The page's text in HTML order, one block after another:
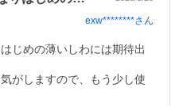
exw********さん
じめの薄いしわには期待出
がしますので、もう少し使